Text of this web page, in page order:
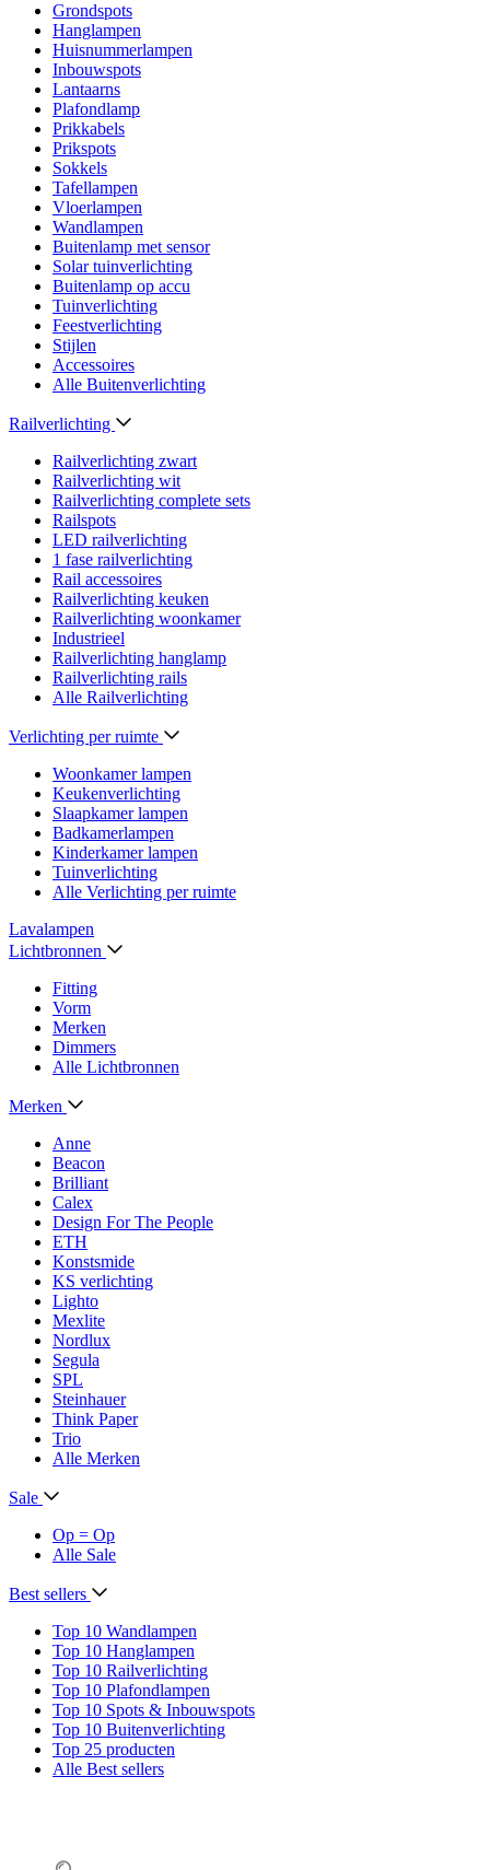
Grondspots
Hanglampen
Huisnummerlampen
Inbouwspots
Lantaarns
Plafondlamp
Prikkabels
Prikspots
Sokkels
Tafellampen
Vloerlampen
Wandlampen
Buitenlamp met sensor
Solar tuinverlichting
Buitenlamp op accu
Tuinverlichting
Feestverlichting
Stijlen
Accessoires
Alle Buitenverlichting
Railverlichting
Railverlichting zwart
Railverlichting wit
Railverlichting complete sets
Railspots
LED railverlichting
1 fase railverlichting
Rail accessoires
Railverlichting keuken
Railverlichting woonkamer
Industrieel
Railverlichting hanglamp
Railverlichting rails
Alle Railverlichting
Verlichting per ruimte
Woonkamer lampen
Keukenverlichting
Slaapkamer lampen
Badkamerlampen
Kinderkamer lampen
Tuinverlichting
Alle Verlichting per ruimte
Lavalampen
Lichtbronnen
Fitting
Vorm
Merken
Dimmers
Alle Lichtbronnen
Merken
Anne
Beacon
Brilliant
Calex
Design For The People
ETH
Konstsmide
KS verlichting
Lighto
Mexlite
Nordlux
Segula
SPL
Steinhauer
Think Paper
Trio
Alle Merken
Sale
Op = Op
Alle Sale
Best sellers
Top 10 Wandlampen
Top 10 Hanglampen
Top 10 Railverlichting
Top 10 Plafondlampen
Top 10 Spots & Inbouwspots
Top 10 Buitenverlichting
Top 25 producten
Alle Best sellers